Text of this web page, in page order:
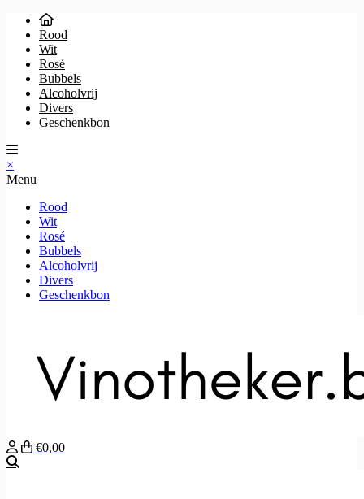
Rood
Wit
Rosé
Bubbels
Alcoholvrij
Divers
Geschenkbon
×
Menu
Rood
Wit
Rosé
Bubbels
Alcoholvrij
Divers
Geschenkbon
€0,00